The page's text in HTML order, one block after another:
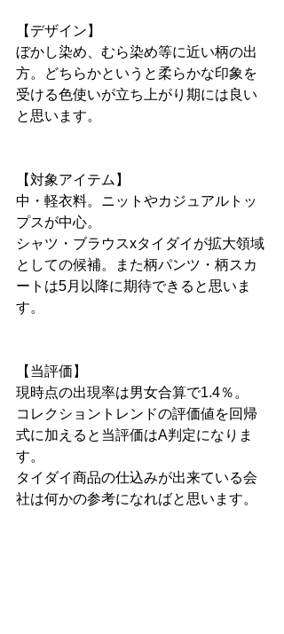
【デザイン】
ぼかし染め、むら染め等に近い柄の出
方。どちらかというと柔らかな印象を
受ける色使いが立ち上がり期には良い
と思います。
【対象アイテム】
中・軽衣料。ニットやカジュアルトッ
プスが中心。
シャツ・ブラウスxタイダイが拡大領域
としての候補。また柄パンツ・柄スカ
ートは5月以降に期待できると思いま
す。
【当評価】
現時点の出現率は男女合算で1.4％。
コレクショントレンドの評価値を回帰
式に加えると当評価はA判定になりま
す。
タイダイ商品の仕込みが出来ている会
社は何かの参考になればと思います。